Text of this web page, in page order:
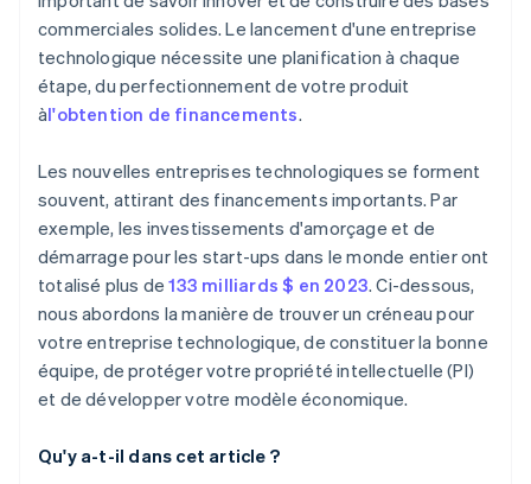
Documents juridiques d’entreprise de classe
mondiale
Une année gratuite de Stripe Payments, plus de
50 000 $ en crédits et remises partenaires
commerciales solides. Le lancement d'une entreprise
technologique nécessite une planification à chaque
étape, du perfectionnement de votre produit
àl'obtention de financements.
Les nouvelles entreprises technologiques se forment
souvent, attirant des financements importants. Par
exemple, les investissements d'amorçage et de
démarrage pour les start-ups dans le monde entier ont
totalisé plus de133 milliards $ en 2023. Ci-dessous,
nous abordons la manière de trouver un créneau pour
votre entreprise technologique, de constituer la bonne
équipe, de protéger votre propriété intellectuelle (PI)
et de développer votre modèle économique.
Qu'y a-t-il dans cet article ?